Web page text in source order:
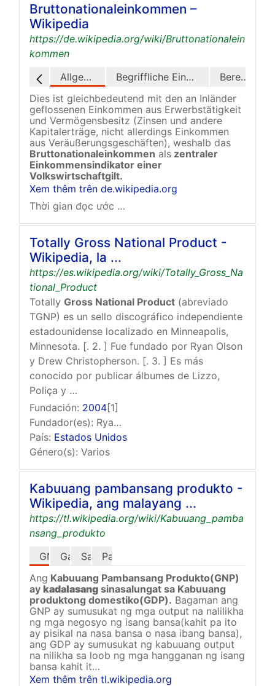
Bruttonationaleinkommen –
Wikipedia
https://de.wikipedia.org/wiki/Bruttonationalein
kommen
Allgemeines
Begriffliche Einordnung
Berechnung
Dies ist gleichbedeutend mit den an Inländer
geflossenen Einkommen aus Erwerbstätigkeit
und Vermögensbesitz (Zinsen und andere
Kapitalerträge, nicht allerdings Einkommen
aus Veräußerungsgeschäften), weshalb das
Bruttonationaleinkommen als zentraler
Einkommensindikator einer
Volkswirtschaftgilt.
Xem thêm trên de.wikipedia.org
Thời gian đọc ước tính: 8 phút
Totally Gross National Product -
Wikipedia, la ...
https://es.wikipedia.org/wiki/Totally_Gross_Na
tional_Product
Totally Gross National Product (abreviado
TGNP) es un sello discográfico independiente
estadounidense localizado en Minneapolis,
Minnesota. [. 2. ] Fue fundado por Ryan Olson
y Drew Christopherson. [. 3. ] Es más
conocido por publicar álbumes de Lizzo,
Poliça y …
Fundación: 2004[1]​
Fundador(es): Ryan Olson, Drew Christopherson
País: Estados Unidos
Género(s): Varios
Kabuuang pambansang produkto -
Wikipedia, ang malayang ...
https://tl.wikipedia.org/wiki/Kabuuang_pamba
nsang_produkto
GNP vs. GDP
GamitSanggunian
Panlabas Na Kawing
Ang Kabuuang Pambansang Produkto(GNP)
ay kadalasang sinasalungat sa Kabuuang
produktong domestiko(GDP). Bagaman ang
GNP ay sumusukat ng mga output na nalilikha
ng mga negosyo ng isang bansa(kahit pa ito
ay pisikal na nasa bansa o nasa ibang bansa),
ang GDP ay sumusukat ng kabuuang output
na nilikha sa loob ng mga hangganan ng isang
bansa kahit it…
Xem thêm trên tl.wikipedia.org